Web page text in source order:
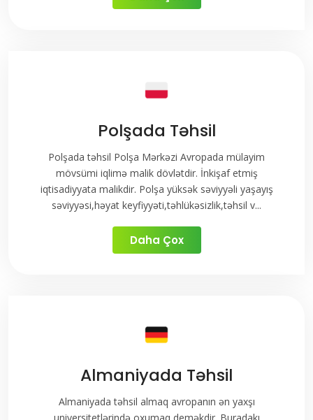
Polşada Təhsil
Polşada təhsil Polşa Mərkəzi Avropada mülayim
mövsümi iqlimə malik dövlətdir. İnkişaf etmiş
iqtisadiyyata malikdir. Polşa yüksək səviyyəli yaşayış
səviyyəsi,həyat keyfiyyəti,təhlükəsizlik,təhsil v...
Daha Çox
Almaniyada Təhsil
Almaniyada təhsil almaq avropanın ən yaxşı